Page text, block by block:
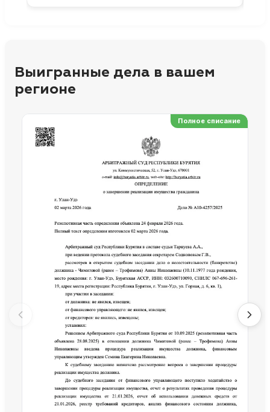
Выигранные дела в вашем
регионе
Полное списание